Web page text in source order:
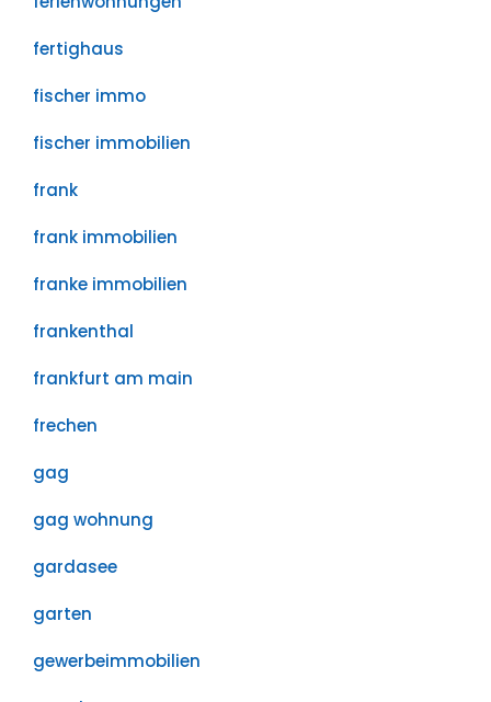
fertighaus
fischer immo
fischer immobilien
frank
frank immobilien
franke immobilien
frankenthal
frankfurt am main
frechen
gag
gag wohnung
gardasee
garten
gewerbeimmobilien